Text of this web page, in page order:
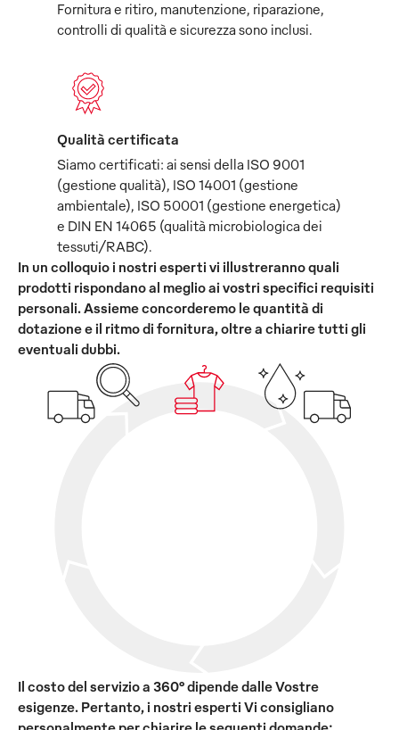
Fornitura e ritiro, manutenzione, riparazione,
controlli di qualità e sicurezza sono inclusi.
Qualità certificata
Siamo certificati: ai sensi della ISO 9001
(gestione qualità), ISO 14001 (gestione
ambientale), ISO 50001 (gestione energetica)
e DIN EN 14065 (qualità microbiologica dei
tessuti/RABC).
In un colloquio i nostri esperti vi illustreranno quali
prodotti rispondano al meglio ai vostri specifici requisiti
personali. Assieme concorderemo le quantità di
dotazione e il ritmo di fornitura, oltre a chiarire tutti gli
eventuali dubbi.
Il costo del servizio a 360° dipende dalle Vostre
esigenze. Pertanto, i nostri esperti Vi consigliano